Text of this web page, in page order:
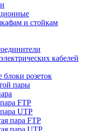
и стойкам
кабелей
блоки розеток
пары
FTP
UTP
пара FTP
пара UTP